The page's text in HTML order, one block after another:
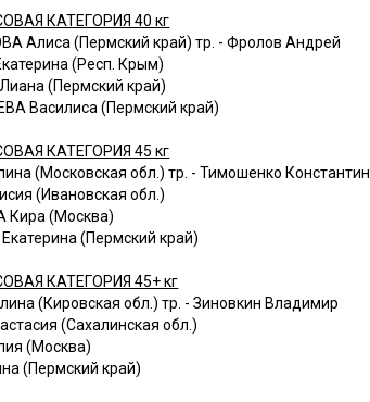
КАТЕГОРИЯ 40 кг
Алиса (Пермский край) тр. - Фролов Андрей
(Респ. Крым)
(Пермский край)
Василиса (Пермский край)
КАТЕГОРИЯ 45 кг
(Московская обл.) тр. - Тимошенко Константин
(Ивановская обл.)
Кира (Москва)
(Пермский край)
КАТЕГОРИЯ 45+ кг
(Кировская обл.) тр. - Зиновкин Владимир
(Сахалинская обл.)
(Москва)
(Пермский край)